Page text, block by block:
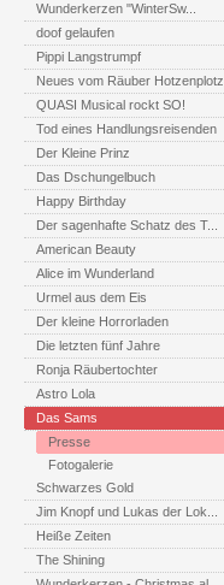
Wunderkerzen "WinterSw...
doof gelaufen
Pippi Langstrumpf
Neues vom Räuber Hotzenplotz
QUASI Musical rockt SO!
Tod eines Handlungsreisenden
Der Kleine Prinz
Das Dschungelbuch
Happy Birthday
Der sagenhafte Schatz des T...
American Beauty
Alice im Wunderland
Urmel aus dem Eis
Der kleine Horrorladen
Die letzten fünf Jahre
Ronja Räubertochter
Astro Lola
Das Sams
Presse
Fotogalerie
Schwarzes Gold
Jim Knopf und Lukas der Lok...
Heiße Zeiten
The Shining